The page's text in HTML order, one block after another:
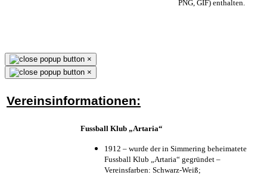
PNG, GIF) enthalten.
×
×
Vereinsinformationen:
Fussball Klub „Artaria“
1912 – wurde der in Simmering beheimatete
Fussball Klub „Artaria“ gegründet –
Vereinsfarben: Schwarz-Weiß;